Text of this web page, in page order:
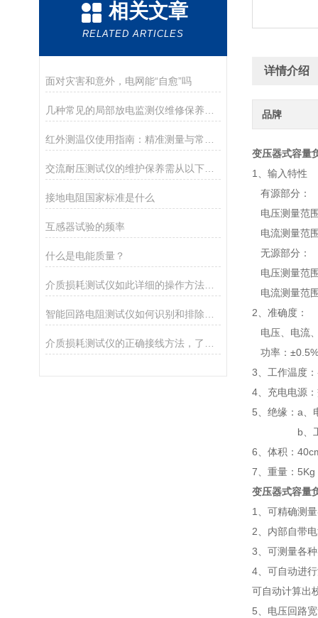
相关文章
RELATED ARTICLES
面对灾害和意外，电网能“自愈”吗
交流耐压测试仪的维护保养需从以下方面入手
接地电阻国家标准是什么
互感器试验的频率
什么是电能质量？
介质损耗测试仪如此详细的操作方法，你可知晓？
详情介绍
品牌
变压器式容量
1、输入特性
有源部分：
电压测量范
电流测量范
无源部分：
电压测量范
电流测量范
2、准确度：
电压、电流
功率：
3、工作温度
4、充电电源
5、绝缘：a、
b、工作电
6、体积：
7、重量：5Kg
变压器式容量
1、可精确测
2、内部自带
3、可测量各
4、可自动进
可自动计算出
5、电压回路